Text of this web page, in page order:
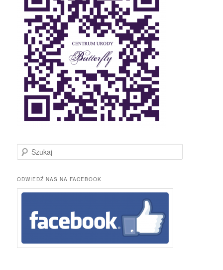
z
k
a
ODWIEDŹ NAS NA FACEBOOK